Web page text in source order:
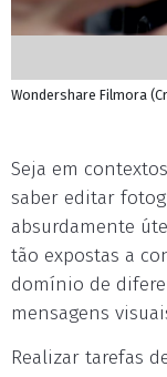
Wondershare Filmora
Seja em
saber editar
absurdamente
tão expostas a
domínio de
mensagens
Realizar tarefas